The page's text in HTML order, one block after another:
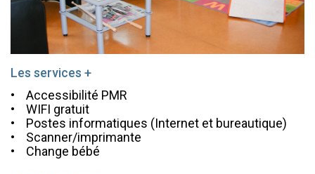
Les services +
• Accessibilité PMR
• WIFI gratuit
• Postes informatiques (Internet et bureautique)
• Scanner/imprimante
• Change bébé